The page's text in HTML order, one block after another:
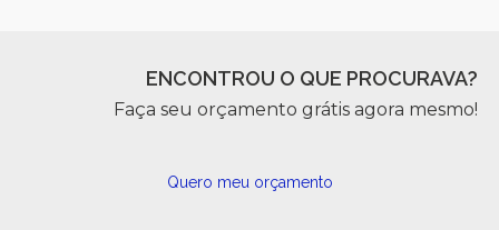
ENCONTROU O QUE PROCURAVA?
Faça seu orçamento grátis agora mesmo!
Quero meu orçamento